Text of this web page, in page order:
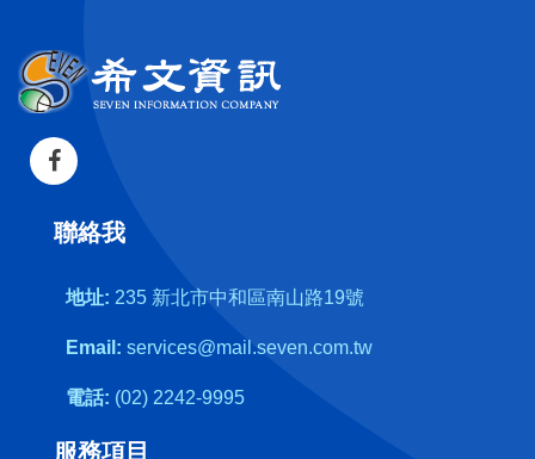
聯絡我
地址: 235 新北市中和區南山路19號
Email: services@mail.seven.com.tw
電話: (02) 2242-9995
服務項目